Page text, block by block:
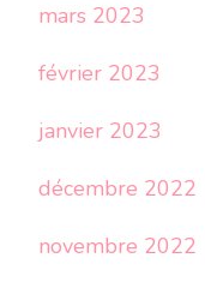
mars 2023
février 2023
janvier 2023
décembre 2022
novembre 2022